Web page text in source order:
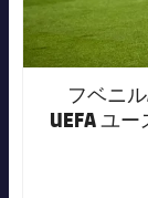
フベニ
UEFA ユ